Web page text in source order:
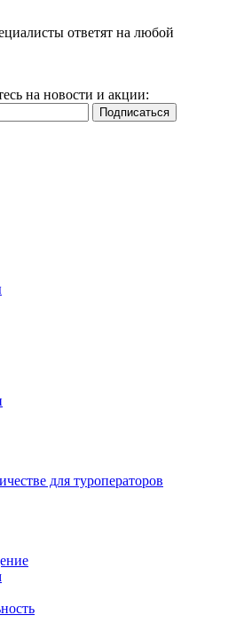
ответят на любой
на новости и акции:
для туроператоров